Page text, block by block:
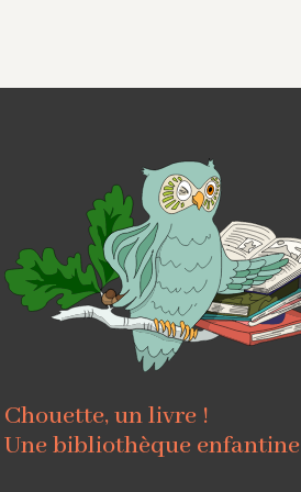
Chouette, un livre !
Une bibliothèque